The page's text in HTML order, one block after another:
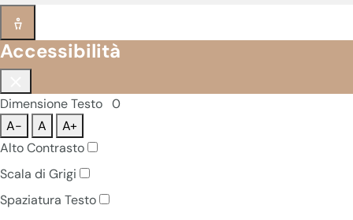
Accessibilità
Dimensione Testo 0
A-
A
A+
Alto Contrasto
Scala di Grigi
Spaziatura Testo